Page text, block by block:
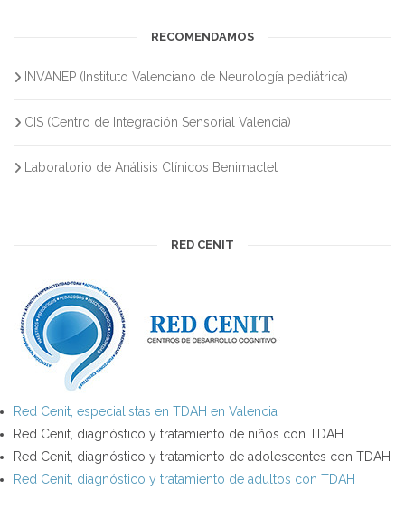
RECOMENDAMOS
INVANEP (Instituto Valenciano de Neurología pediátrica)
CIS (Centro de Integración Sensorial Valencia)
Laboratorio de Análisis Clínicos Benimaclet
RED CENIT
Red Cenit, especialistas en TDAH en Valencia
Red Cenit, diagnóstico y tratamiento de niños con TDAH
Red Cenit, diagnóstico y tratamiento de adolescentes con TDAH
Red Cenit, diagnóstico y tratamiento de adultos con TDAH